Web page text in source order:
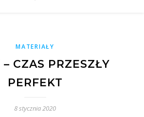
MATERIAŁY
– CZAS PRZESZŁY
PERFEKT
8 stycznia 2020